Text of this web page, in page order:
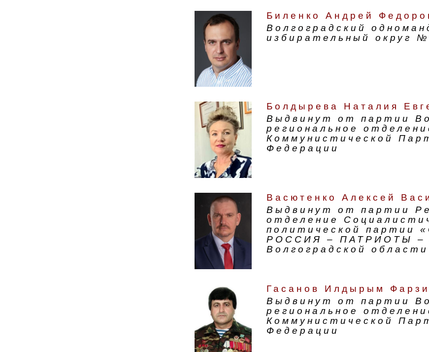
Биленко Андрей
Волгоградский
избирательный округ
Болдырева Наталия
Выдвинут от партии
региональное
Коммунистической
Федерации
Васютенко Алексей
Выдвинут от партии
отделение
политической партии
РОССИЯ – ПАТРИОТЫ –
Волгоградской области
Гасанов Илдырым
Выдвинут от партии
региональное
Коммунистической
Федерации